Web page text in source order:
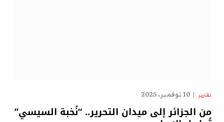
تقارير 10 نوفمبر، 2025
من الجزائر إلى ميدان التحرير.. “نُخبة السيسي”